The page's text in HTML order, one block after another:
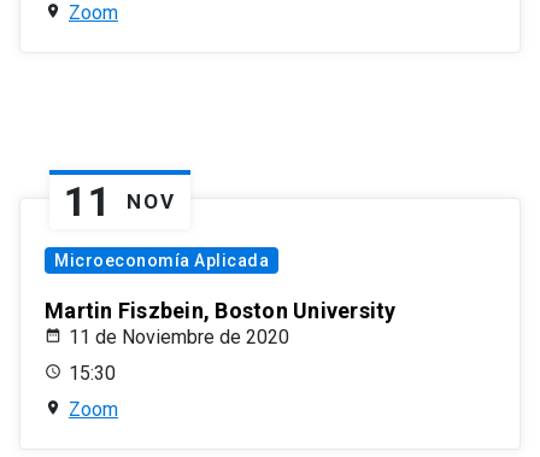
Zoom
11 NOV
Microeconomía Aplicada
Martin Fiszbein, Boston University
11 de Noviembre de 2020
15:30
Zoom